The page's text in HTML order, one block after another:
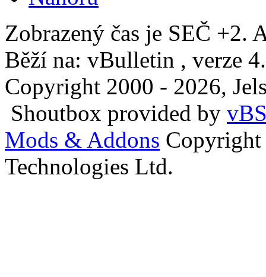
Zobrazený čas je SEČ +2.
Běží na: vBulletin , verze
Copyright 2000 - 2026,
Shoutbox provided by
Mods & Addons
Technologies Ltd.